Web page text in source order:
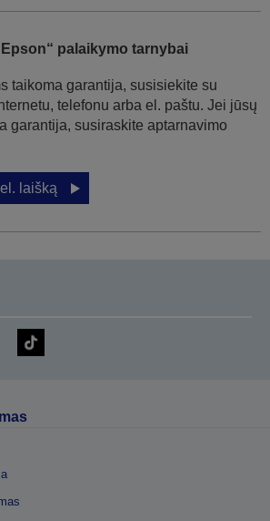
palaikymo tarnybai
taikoma garantija, susisiekite su
telefonu arba el. paštu. Jei jūsų
garantija, susiraskite aptarnavimo
laišką